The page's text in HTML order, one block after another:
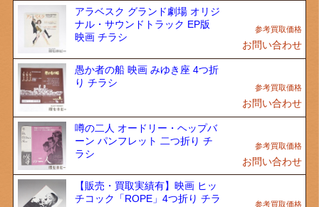
アラベスク グランド劇場 オリジ
ナル・サウンドトラック EP版
映画 チラシ
お問い合わせ
愚か者の船 映画 みゆき座 4つ折
り チラシ
お問い合わせ
噂の二人 オードリー・ヘップバ
ーン パンフレット 二つ折り チ
ラシ
お問い合わせ
【販売・買取実績有】映画 ヒッ
チコック「ROPE」4つ折り チラ